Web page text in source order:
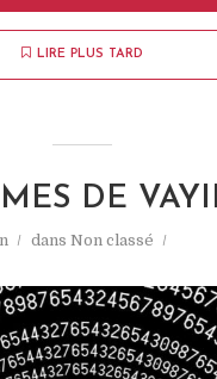
LIRE PLUS TARD
DE
dans Non classé